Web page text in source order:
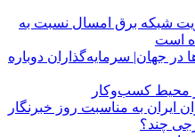
شبکه برق امسال نسبت به
است
در جهان| سرمایه‌گذاران دوباره
محیط کسب‌وکار
ایران به مناسبت روز خبرنگار
چند؟